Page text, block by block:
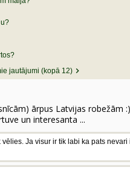
jautājumi (kopā 12)
ārpus Latvijas
un interesanta ...
Ja visur ir tik labi ka pats